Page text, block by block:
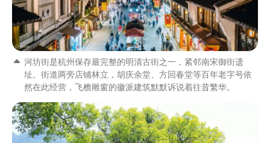
河坊街是杭州保存最完整的明清古街之一，紧邻南宋御街遗
址。街道两旁店铺林立，胡庆余堂、方回春堂等百年老字号依
然在此经营，飞檐雕窗的徽派建筑默默诉说着往昔繁华。